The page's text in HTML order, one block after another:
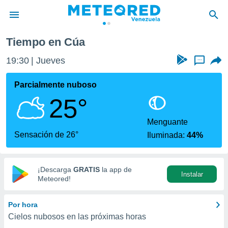
de
ha
que se
calidad.
a este
las
y
digital
basada
Tiempo en Cúa
19:30 Jueves ...
Parcialmente nuboso
25°
Sensación de 26°
Menguante
Iluminada:44%
¡Descarga GRATIS la app de
Meteored!
Instalar
Por hora
Cielos nubosos en las próximas horas